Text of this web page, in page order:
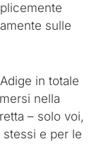
sulle
in totale
nella
– solo voi,
e per le